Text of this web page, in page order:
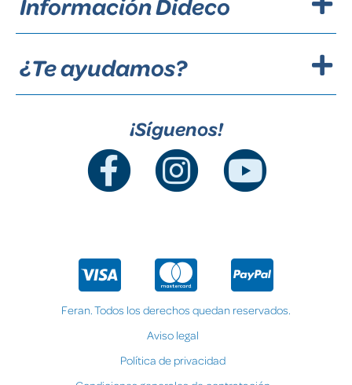
Información Dideco
¿Te ayudamos?
¡Síguenos!
Feran. Todos los derechos quedan reservados.
Aviso legal
Política de privacidad